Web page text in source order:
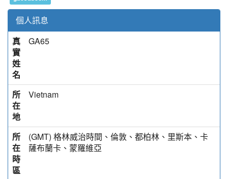
個人訊息
真
實
姓
名
GA65
所
在
地
Vietnam
所
在
時
區
(GMT) 格林威治時間、倫敦、都柏林、里斯本、卡
薩布蘭卡、蒙羅維亞